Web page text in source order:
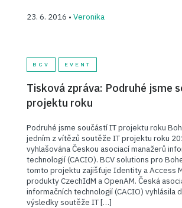
23. 6. 2016 • Veronika
BCV EVENT
Tisková zpráva: Podruhé jsme
projektu roku
Podruhé jsme součástí IT projektu roku
jedním z vítězů soutěže IT projektu roku
vyhlašována Českou asociací manažerů
technologií (CACIO). BCV solutions pro
tomto projektu zajišťuje Identity a Access
produkty CzechIdM a OpenAM. Česká
informačních technologií (CACIO) vyhlásila
výsledky soutěže IT […]